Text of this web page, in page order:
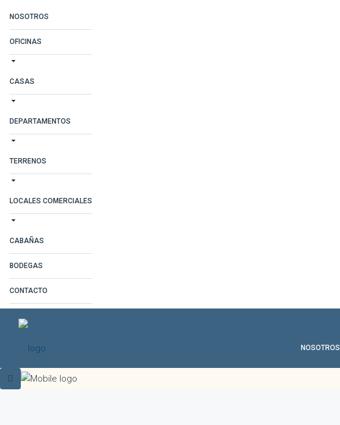
NOSOTROS
OFICINAS
CASAS
DEPARTAMENTOS
TERRENOS
LOCALES COMERCIALES
CABAÑAS
BODEGAS
CONTACTO
NOSOTROS